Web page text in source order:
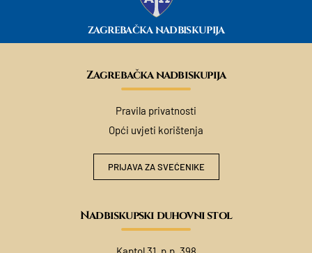
ZAGREBAČKA NADBISKUPIJA
Zagrebačka nadbiskupija
Pravila privatnosti
Opći uvjeti korištenja
PRIJAVA ZA SVEĆENIKE
Nadbiskupski duhovni stol